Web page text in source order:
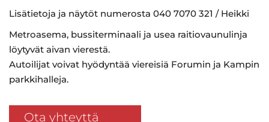
Lisätietoja ja näytöt numerosta 040 7070 321 / Heikki
Metroasema, bussiterminaali ja usea raitiovaunulinja
löytyvät aivan vierestä.
Autoilijat voivat hyödyntää viereisiä Forumin ja Kampin
parkkihalleja.
Ota yhteyttä